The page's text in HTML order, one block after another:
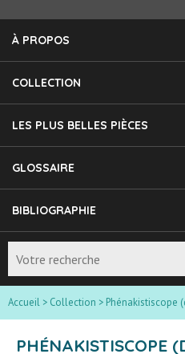
À PROPOS
COLLECTION
LES PLUS BELLES PIÈCES
GLOSSAIRE
BIBLIOGRAPHIE
Accueil > Collection > Phénakistiscope
PHÉNAKISTISCOPE